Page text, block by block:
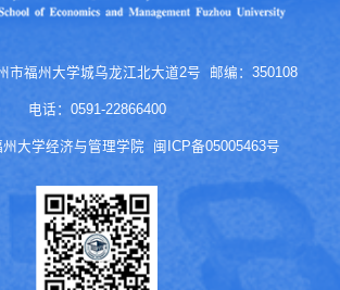
市福州大学城乌龙江北大道2号 邮编：350108
电话：0591-22866400
大学经济与管理学院 闽ICP备05005463号